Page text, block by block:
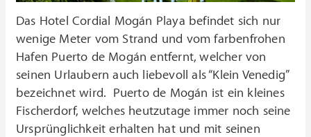
Das Hotel Cordial Mogán Playa befindet sich nur
wenige Meter vom Strand und vom farbenfrohen
Hafen Puerto de Mogán entfernt, welcher von
seinen Urlaubern auch liebevoll als “Klein Venedig”
bezeichnet wird. Puerto de Mogán ist ein kleines
Fischerdorf, welches heutzutage immer noch seine
Ursprünglichkeit erhalten hat und mit seinen